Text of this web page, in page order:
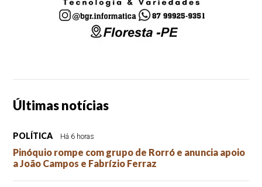
Últimas notícias
POLÍTICA Há 6 horas
Pinóquio rompe com grupo de Rorró e anuncia apoio
a João Campos e Fabrízio Ferraz